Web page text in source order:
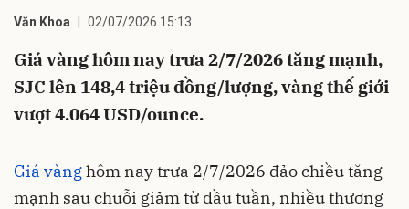
Văn Khoa 02/07/2026 15:13
Giá vàng hôm nay trưa 2/7/2026 tăng mạnh,
SJC lên 148,4 triệu đồng/lượng, vàng thế giới
vượt 4.064 USD/ounce.
Giá vànghôm nay trưa 2/7/2026 đảo chiều tăng
mạnh sau chuỗi giảm từ đầu tuần, nhiều thương